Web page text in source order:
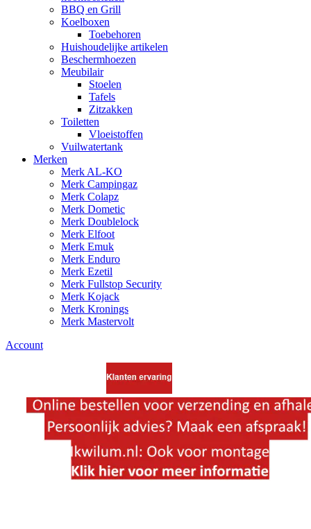
BBQ en Grill
Koelboxen
Toebehoren
Huishoudelijke artikelen
Beschermhoezen
Meubilair
Stoelen
Tafels
Zitzakken
Toiletten
Vloeistoffen
Vuilwatertank
Merken
Merk AL-KO
Merk Campingaz
Merk Colapz
Merk Dometic
Merk Doublelock
Merk Elfoot
Merk Emuk
Merk Enduro
Merk Ezetil
Merk Fullstop Security
Merk Kojack
Merk Kronings
Merk Mastervolt
Account